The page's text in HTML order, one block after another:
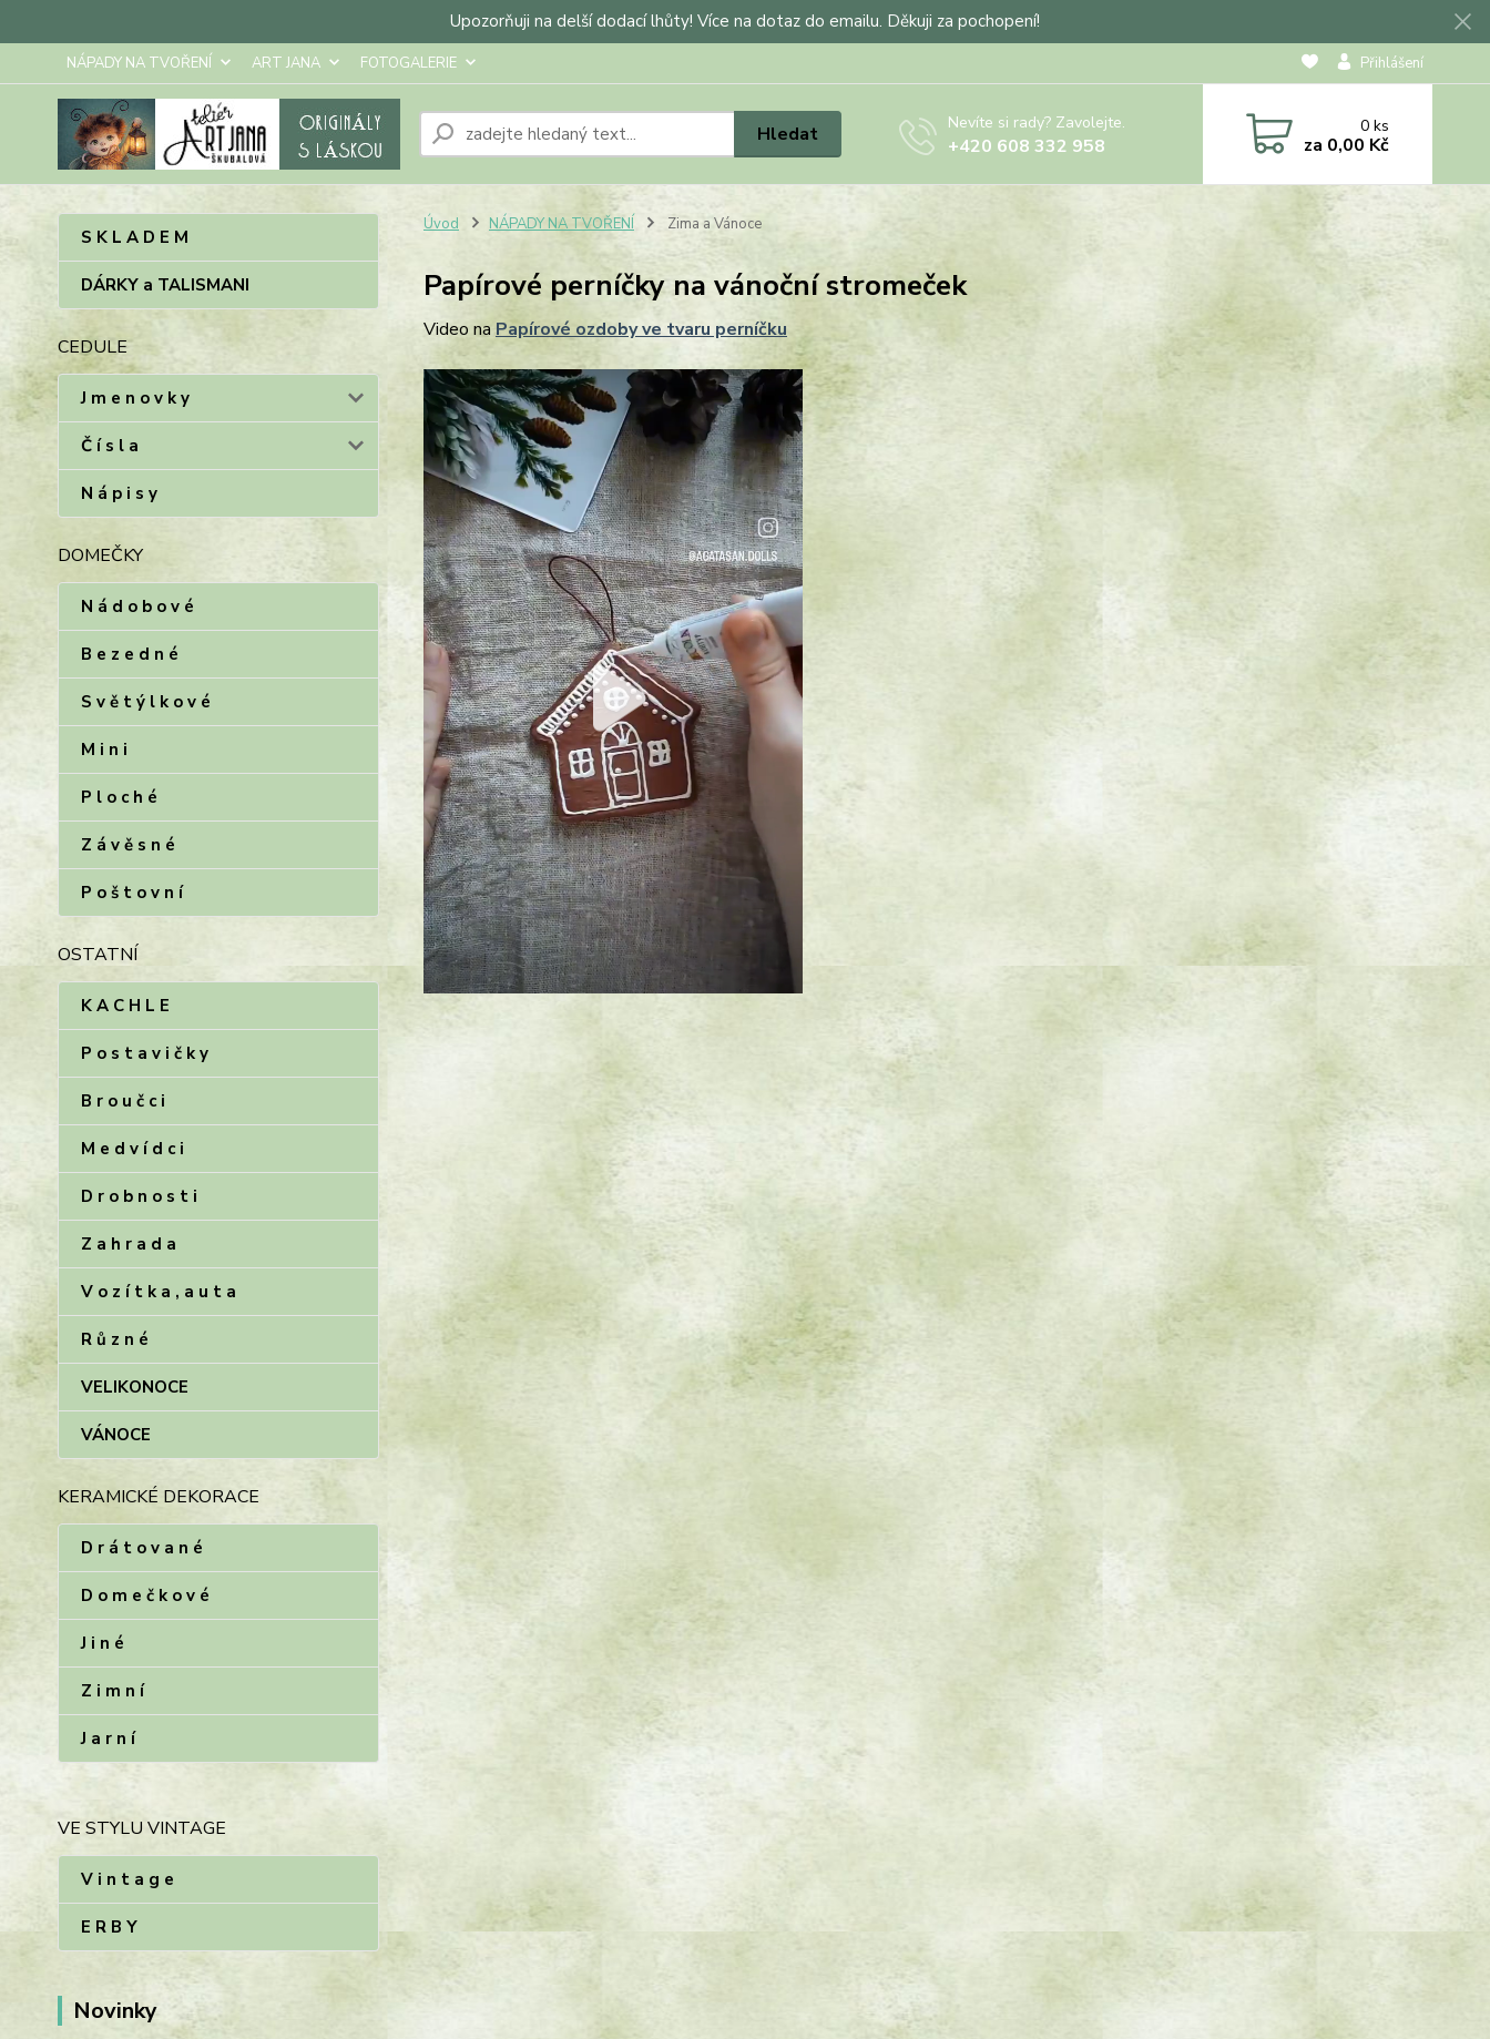
Upozorňuji na delší dodací lhůty! Více na dotaz do emailu. Děkuji za pochopení!
NÁPADY NA TVOŘENÍ ART JANA FOTOGALERIE Přihlášení
Hledat Nevíte si rady? Zavolejte.
+420 608 332 958
0ks
za 0,00 Kč
S K L A D E M
DÁRKY a TALISMANI
CEDULE
J m e n o v k y
Č í s l a
N á p i s y
DOMEČKY
N á d o b o v é
B e z e d n é
S v ě t ý l k o v é
M i n i
P l o c h é
Z á v ě s n é
P o š t o v n í
OSTATNÍ
K A C H L E
P o s t a v i č k y
B r o u č c i
M e d v í d c i
D r o b n o s t i
Z a h r a d a
V o z í t k a , a u t a
R ů z n é
VELIKONOCE
VÁNOCE
KERAMICKÉ DEKORACE
D r á t o v a n é
D o m e č k o v é
J i n é
Z i m n í
J a r n í
VE STYLU VINTAGE
V i n t a g e
E R B Y
Novinky
Úvod NÁPADY NA TVOŘENÍ Zima a Vánoce
Papírové perníčky na vánoční stromeček
Video na Papírové ozdoby ve tvaru perníčku